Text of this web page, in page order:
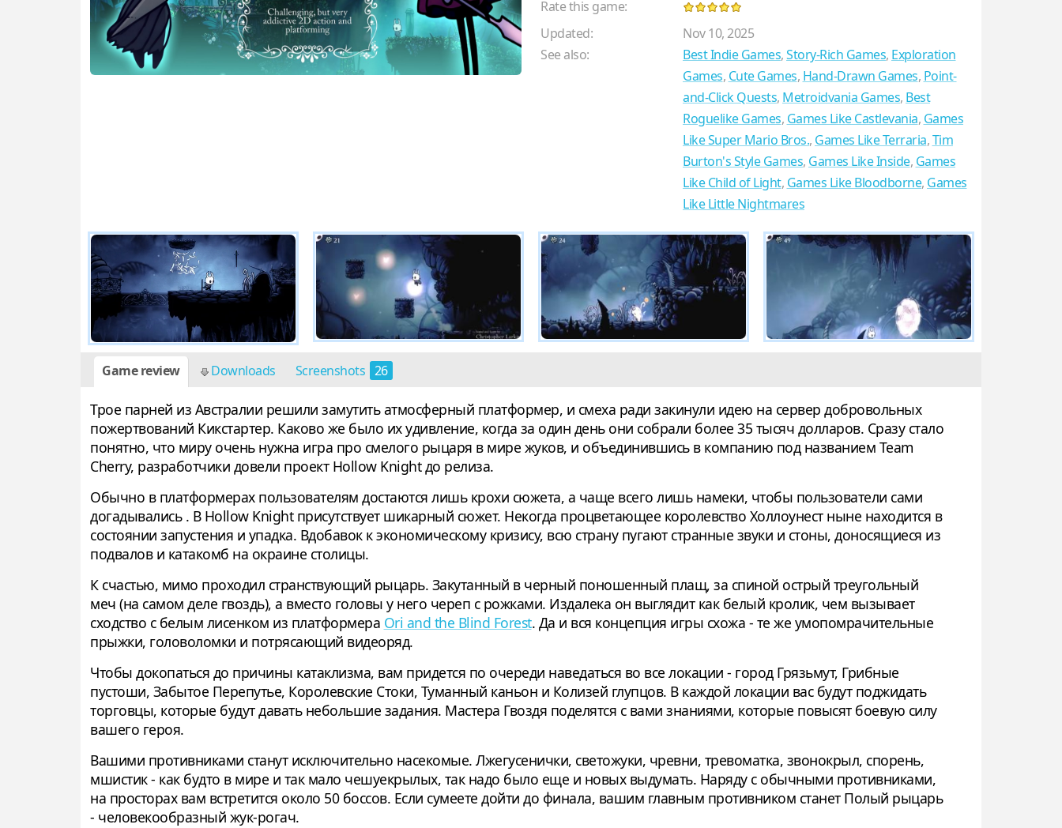
Rate this game:
Updated:
Nov 10, 2025
See also:
Best Indie Games,Story-Rich Games, Exploration
Games, Cute Games, Hand-Drawn Games, Point-
and-Click Quests, Metroidvania Games, Best
Roguelike Games, Games Like Castlevania, Games
Like Super Mario Bros., Games Like Terraria,Tim
Burton's Style Games, Games Like Inside, Games
Like Child of Light, Games Like Bloodborne, Games
Like Little Nightmares
Game review Downloads Screenshots 26
Трое парней из Австралии решили замутить атмосферный платформер, и смеха ради закинули идею на сервер добровольных
пожертвований Кикстартер. Каково же было их удивление, когда за один день они собрали более 35 тысяч долларов. Сразу стало
понятно, что миру очень нужна игра про смелого рыцаря в мире жуков, и объединившись в компанию под названием Team
Cherry, разработчики довели проект Hollow Knight до релиза.
Обычно в платформерах пользователям достаются лишь крохи сюжета, а чаще всего лишь намеки, чтобы пользователи сами
догадывались . В Hollow Knight присутствует шикарный сюжет. Некогда процветающее королевство Холлоунест ныне находится в
состоянии запустения и упадка. Вдобавок к экономическому кризису, всю страну пугают странные звуки и стоны, доносящиеся из
подвалов и катакомб на окраине столицы.
К счастью, мимо проходил странствующий рыцарь. Закутанный в черный поношенный плащ, за спиной острый треугольный
меч (на самом деле гвоздь), а вместо головы у него череп с рожками. Издалека он выглядит как белый кролик, чем вызывает
сходство с белым лисенком из платформера Ori and the Blind Forest. Да и вся концепция игры схожа - те же умопомрачительные
прыжки, головоломки и потрясающий видеоряд.
Чтобы докопаться до причины катаклизма, вам придется по очереди наведаться во все локации - город Грязьмут, Грибные
пустоши, Забытое Перепутье, Королевские Стоки, Туманный каньон и Колизей глупцов. В каждой локации вас будут поджидать
торговцы, которые будут давать небольшие задания. Мастера Гвоздя поделятся с вами знаниями, которые повысят боевую силу
вашего героя.
Вашими противниками станут исключительно насекомые. Лжегусенички, светожуки, чревни, тревоматка, звонокрыл, спорень,
мшистик - как будто в мире и так мало чешуекрылых, так надо было еще и новых выдумать. Наряду с обычными противниками,
на просторах вам встретится около 50 боссов. Если сумеете дойти до финала, вашим главным противником станет Полый рыцарь
- человекообразный жук-рогач.